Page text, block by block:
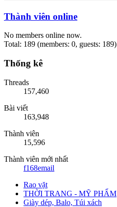
Thành viên online
No members online now.
Total: 189 (members: 0, guests: 189)
Thống kê
Threads
157,460
Bài viết
163,948
Thành viên
15,596
Thành viên mới nhất
f168email
Rao vặt
THỜI TRANG - MỸ PHẨM
Giày dép, Balo, Túi xách